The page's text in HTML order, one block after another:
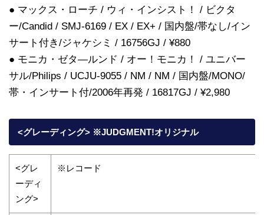
● マックス・ローチ / ウィ・インシスト！ / ビクタ
ー/Candid / SMJ-6169 / EX / EX+ / 国内盤/帯なし/イン
サート付き/ジャケシミ / 16756GJ / ¥880
● モニカ・ゼタ―ルンド / オー！モニカ！ / ユニバー
サル/Philips / UCJU-9055 / NM / NM / 国内盤/MONO/
帯・インサート付/2006年再発 / 16817GJ / ¥2,980
<グレーディング> ※JUDGMENT!オリジナル
<グレ
ーディ
ング>
※レコード